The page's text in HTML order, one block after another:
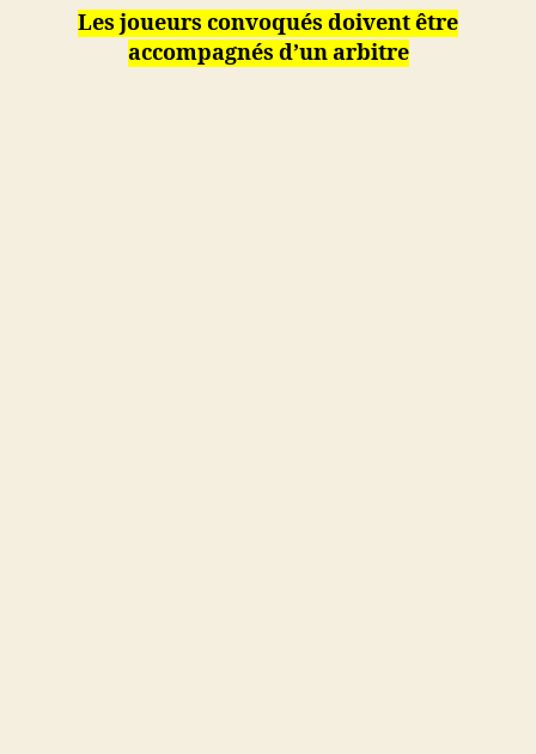
Les joueurs convoqués doivent être
accompagnés d’un arbitre